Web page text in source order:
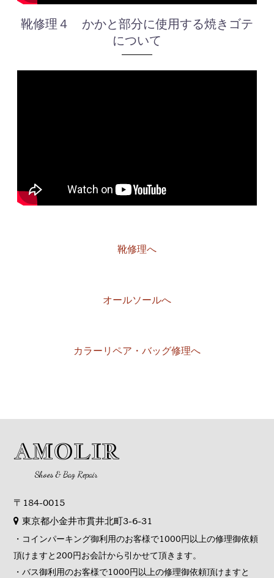
靴修理４ かかと部分に使用する焼きゴテ
について
靴修理へ
オールソールへ
カラーリペア・バッグ修理へ
AMOLIR
Shoes & Bag Repair
〒184-0015
東京都小金井市貫井北町3-6-31
・コインパーキング御利用のお客様で1000円以上の修理御依頼
頂けますと200円お会計から引かせて頂きます。
・バス御利用のお客様で1000円以上の修理御依頼頂けますと